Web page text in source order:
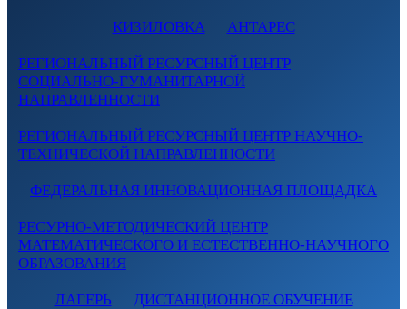
КИЗИЛОВКА АНТАРЕС
РЕГИОНАЛЬНЫЙ РЕСУРСНЫЙ ЦЕНТР
СОЦИАЛЬНО-ГУМАНИТАРНОЙ
НАПРАВЛЕННОСТИ
РЕГИОНАЛЬНЫЙ РЕСУРСНЫЙ ЦЕНТР НАУЧНО-
ТЕХНИЧЕСКОЙ НАПРАВЛЕННОСТИ
ФЕДЕРАЛЬНАЯ ИННОВАЦИОННАЯ ПЛОЩАДКА
РЕСУРНО-МЕТОДИЧЕСКИЙ ЦЕНТР
МАТЕМАТИЧЕСКОГО И ЕСТЕСТВЕННО-НАУЧНОГО
ОБРАЗОВАНИЯ
ЛАГЕРЬ ДИСТАНЦИОННОЕ ОБУЧЕНИЕ